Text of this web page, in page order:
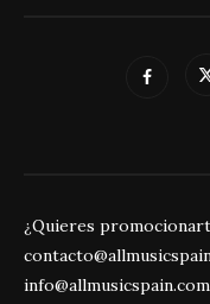
¿Quieres
info@allmusicspain.com